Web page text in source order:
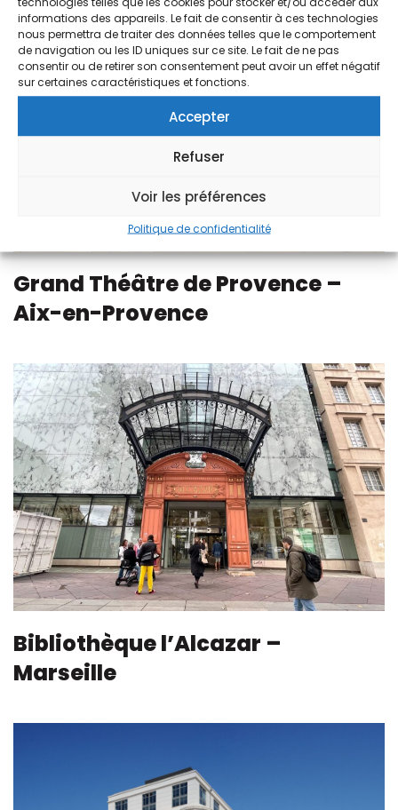
informations des appareils. Le fait de consentir à ces technologies
nous permettra de traiter des données telles que le comportement
de navigation ou les ID uniques sur ce site. Le fait de ne pas
consentir ou de retirer son consentement peut avoir un effet négatif
sur certaines caractéristiques et fonctions.
Accepter
Refuser
Voir les préférences
Politique de confidentialité
Grand Théâtre de Provence –
Aix-en-Provence
Bibliothèque l’Alcazar –
Marseille